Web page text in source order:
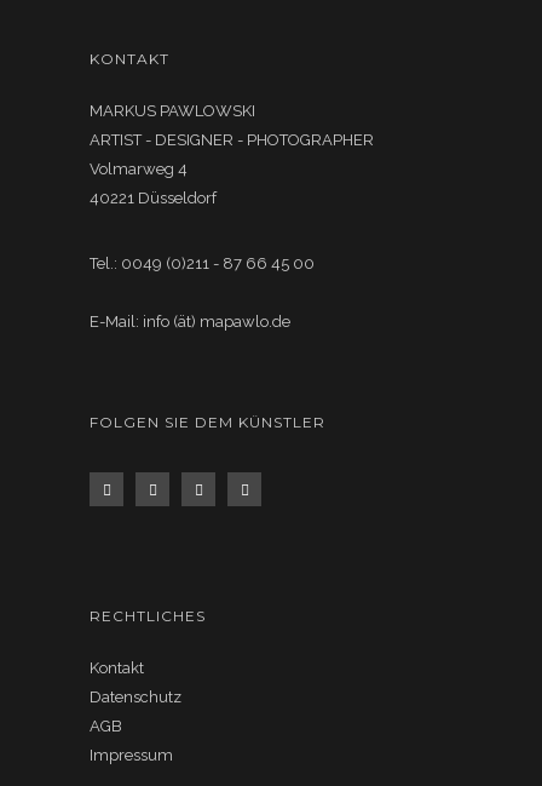
KONTAKT
MARKUS PAWLOWSKI
ARTIST - DESIGNER - PHOTOGRAPHER
Volmarweg 4
40221 Düsseldorf
Tel.: 0049 (0)211 - 87 66 45 00
E-Mail: info (ät) mapawlo.de
FOLGEN SIE DEM KÜNSTLER
RECHTLICHES
Kontakt
Datenschutz
AGB
Impressum